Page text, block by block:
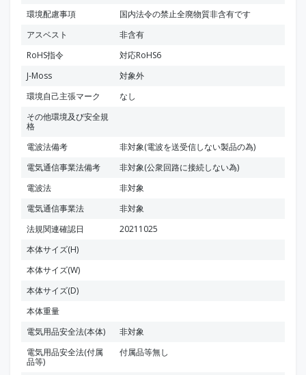
環境配慮事項
国内法令の禁止全廃物質非含有です
アスベスト
非含有
RoHS指令
対応RoHS6
J-Moss
対象外
環境自己主張マーク
なし
その他環境及び安全規
格
電波法備考
非対象(電波を送受信しない製品の為)
電気通信事業法備考
非対象(公衆回路に接続しない為)
電波法
非対象
電気通信事業法
非対象
法規関連確認日
20211025
本体サイズ(H)
本体サイズ(W)
本体サイズ(D)
本体重量
電気用品安全法(本体)
非対象
電気用品安全法(付属
品等)
付属品等無し